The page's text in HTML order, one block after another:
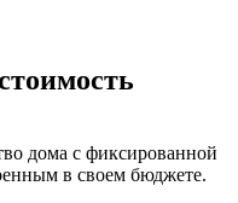
дома с фиксированной
в своем бюджете.